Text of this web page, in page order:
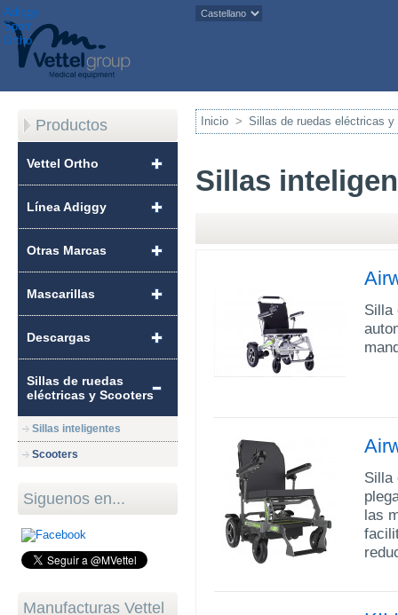
Adiggy
Sport
Ortho
Productos
Vettel Ortho
Línea Adiggy
Otras Marcas
Mascarillas
Descargas
Sillas de ruedas
eléctricas y Scooters
Sillas inteligentes
Scooters
Siguenos en...
Manufacturas Vettel
Inicio > Sillas de ruedas eléctricas y
Sillas
Silla
Silla
las